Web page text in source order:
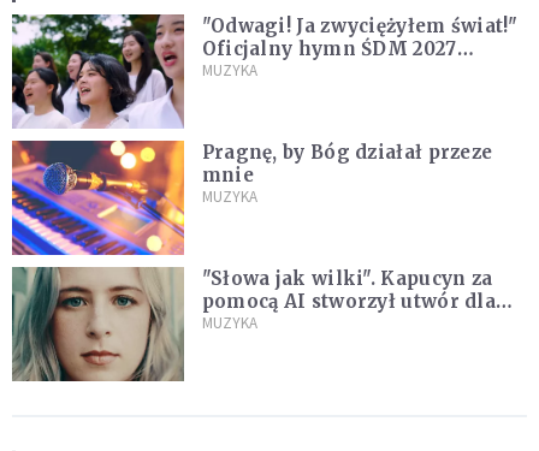
"Odwagi! Ja zwyciężyłem świat!"
Oficjalny hymn ŚDM 2027
zaprezentowany
MUZYKA
Pragnę, by Bóg działał przeze
mnie
MUZYKA
"Słowa jak wilki". Kapucyn za
pomocą AI stworzył utwór dla
wszystkich, którzy doświadczają
MUZYKA